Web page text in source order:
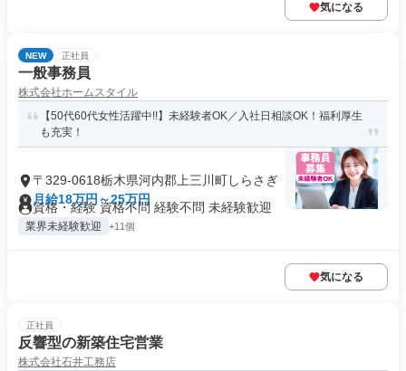
気になる
NEW 正社員
一般事務員
株式会社ホームスタイル
【50代60代女性活躍中!!】未経験者OK／入社日相談OK！福利厚生
も充実！
〒329-0618栃木県河内郡上三川町しらさぎ
月給18万円～25万円
資格・経験 資格不問 経験不問 未経験歓迎
業界未経験歓迎 +11個
気になる
正社員
反響型の新築住宅営業
株式会社石井工務店